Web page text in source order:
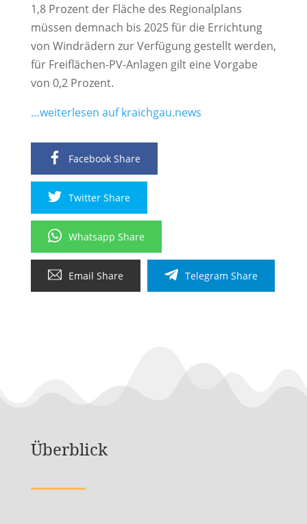
1,8 Prozent der Fläche des Regionalplans
müssen demnach bis 2025 für die Errichtung
von Windrädern zur Verfügung gestellt werden,
für Freiflächen-PV-Anlagen gilt eine Vorgabe
von 0,2 Prozent.
…weiterlesen auf kraichgau.news
Facebook Share
Twitter Share
Whatsapp Share
Email Share Telegram Share
Überblick